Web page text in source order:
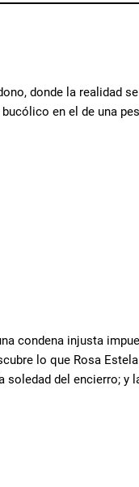
donde la realidad
en el de una
condena injusta
lo que Rosa
del encierro; y